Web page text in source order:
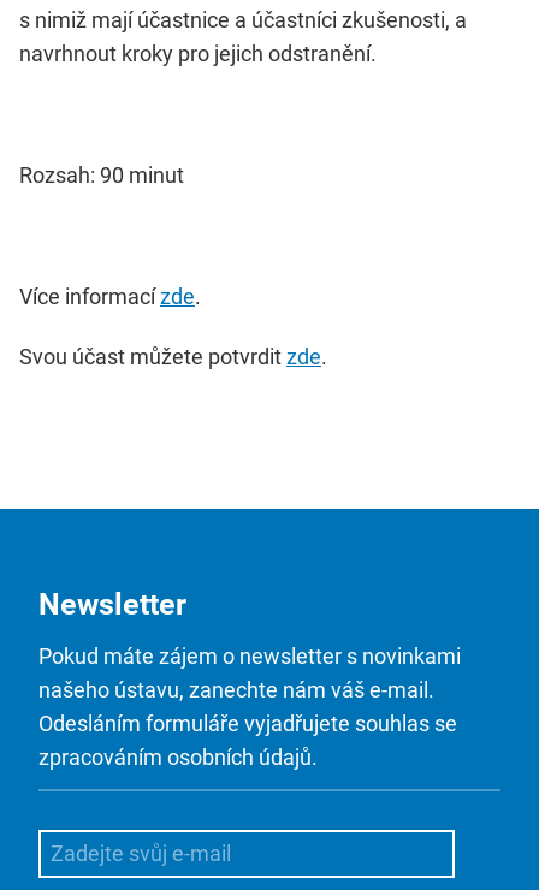
s nimiž mají účastnice a účastníci zkušenosti, a
navrhnout kroky pro jejich odstranění.
Rozsah: 90 minut
Více informacízde.
Svou účast můžete potvrditzde.
Newsletter
Pokud máte zájem o newsletter s novinkami
našeho ústavu, zanechte nám váš e-mail.
Odesláním formuláře vyjadřujete souhlas se
zpracováním osobních údajů.